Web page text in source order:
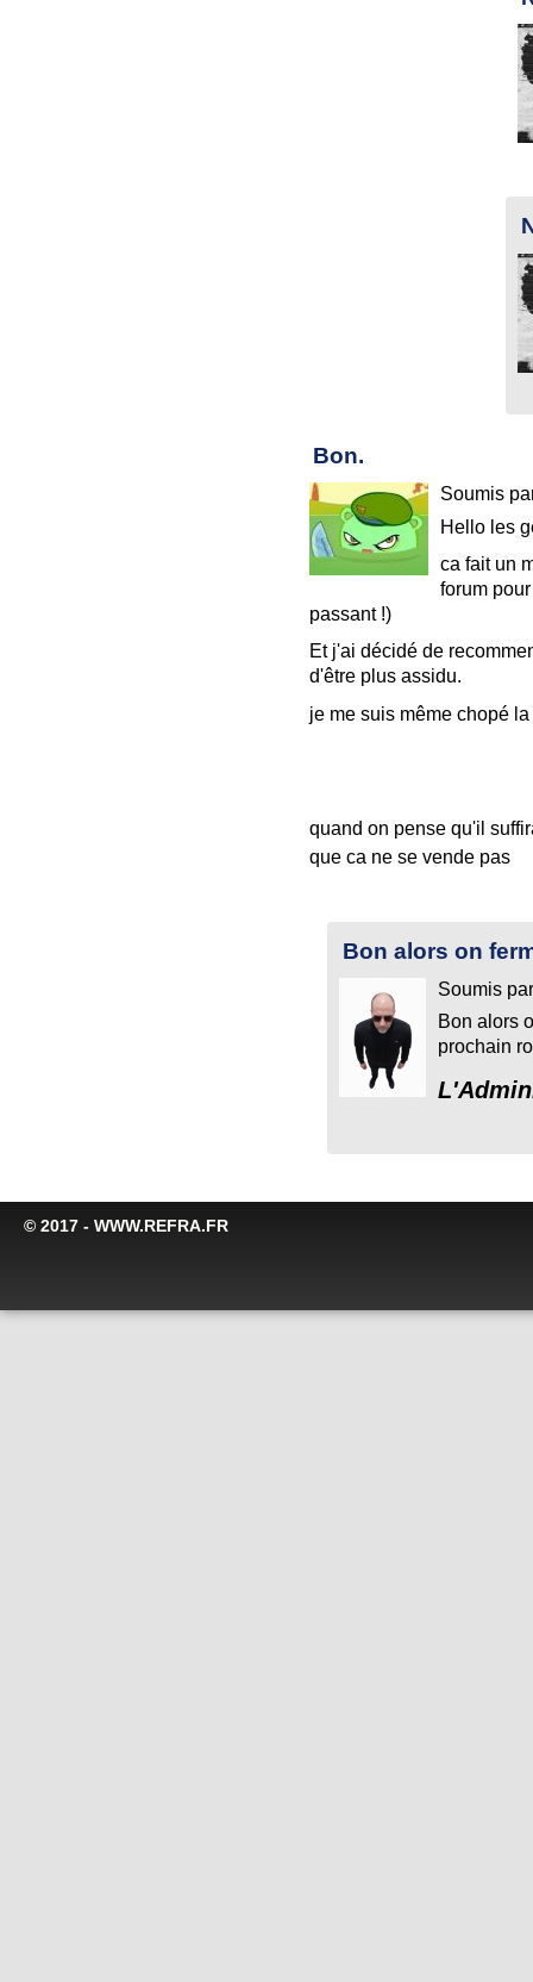
Bon.
Soumis
Hello les
ca fait un
forum
passant !)
Et j'ai décidé de
d'être plus assidu.
je me suis même chopé
quand on pense qu'il
que ca ne se vende pas
Bon alors on
Soumis
Bon alors
prochain
© 2017 - WWW.REFRA.FR